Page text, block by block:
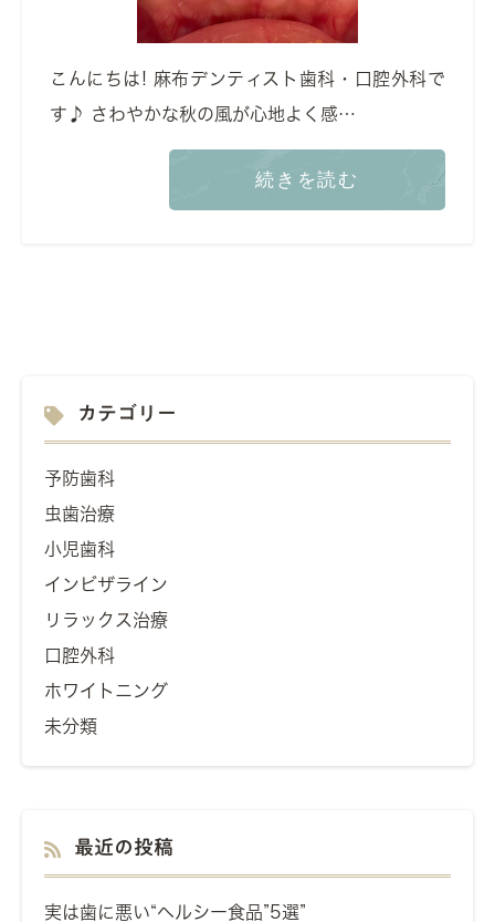
こんにちは! 麻布デンティスト歯科・口腔外科で
す♪ さわやかな秋の風が心地よく感…
続きを読む
カテゴリー
予防歯科
虫歯治療
小児歯科
インビザライン
リラックス治療
口腔外科
ホワイトニング
未分類
最近の投稿
実は歯に悪い“ヘルシー食品”5選”